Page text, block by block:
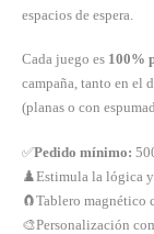
espacios de espera.
Cada juego es 100%
campaña, tanto en el
(planas o con
✅Pedido mínimo:
♟️Estimula la lógica y
🧲Tablero magnético
🎨Personalización